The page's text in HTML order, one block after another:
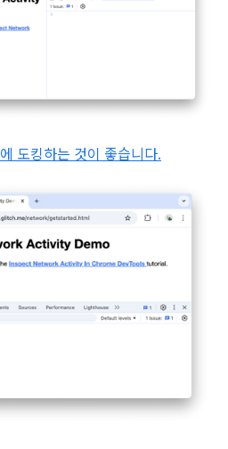
도킹하는 것이 좋습니다.